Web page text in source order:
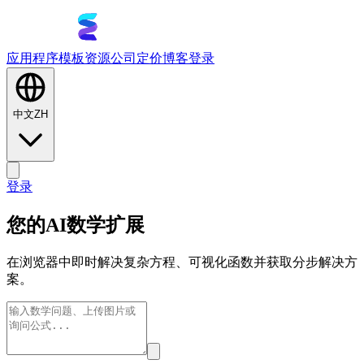
应用程序模板资源公司 定价博客登录
中文ZH
登录
您的AI数学扩展
在浏览器中即时解决复杂方程、可视化函数并获取分步解决方
案。